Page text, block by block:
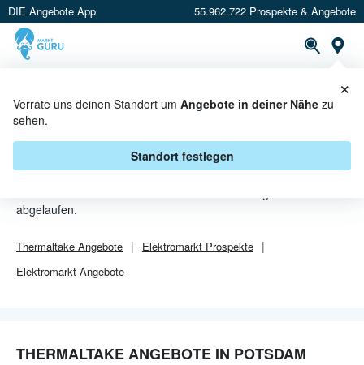
DIE Angebote App 55.962.722 Prospekte & Angebote
Verrate uns deinen Standort um Angebote in deiner Nähe zu
sehen.
Standort festlegen
×
THERMALTAKE ANGEBOTE IN
abgelaufen.
Thermaltake Angebote Elektromarkt Prospekte
Elektromarkt Angebote
THERMALTAKE ANGEBOTE IN POTSDAM